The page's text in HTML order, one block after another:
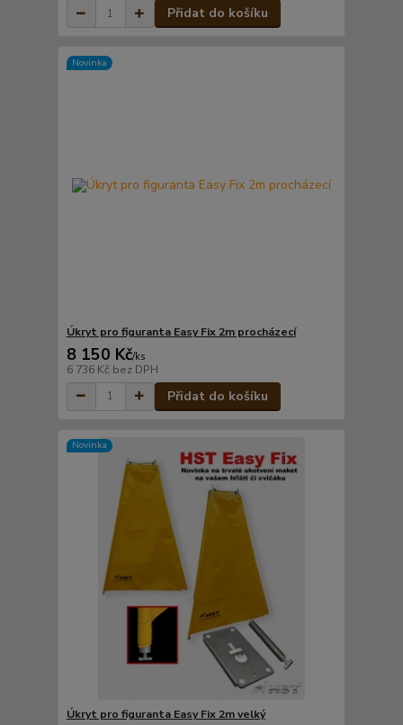
Přidat do košíku
Novinka
Úkryt pro figuranta Easy Fix 2m procházecí
8 150 Kč/ks
6 736 Kč bez DPH
Přidat do košíku
Novinka
Úkryt pro figuranta Easy Fix 2m velký